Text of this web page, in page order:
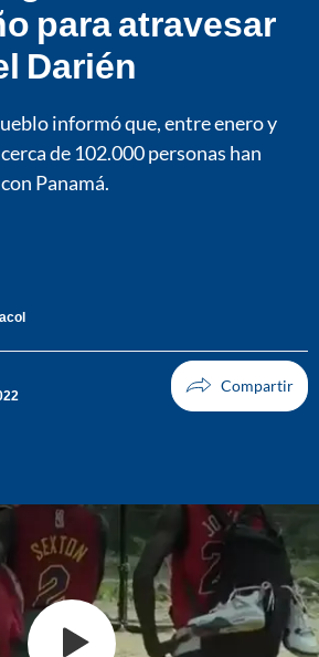
para atravesar
Darién
informó que, entre enero y
de 102.000 personas han
Panamá.